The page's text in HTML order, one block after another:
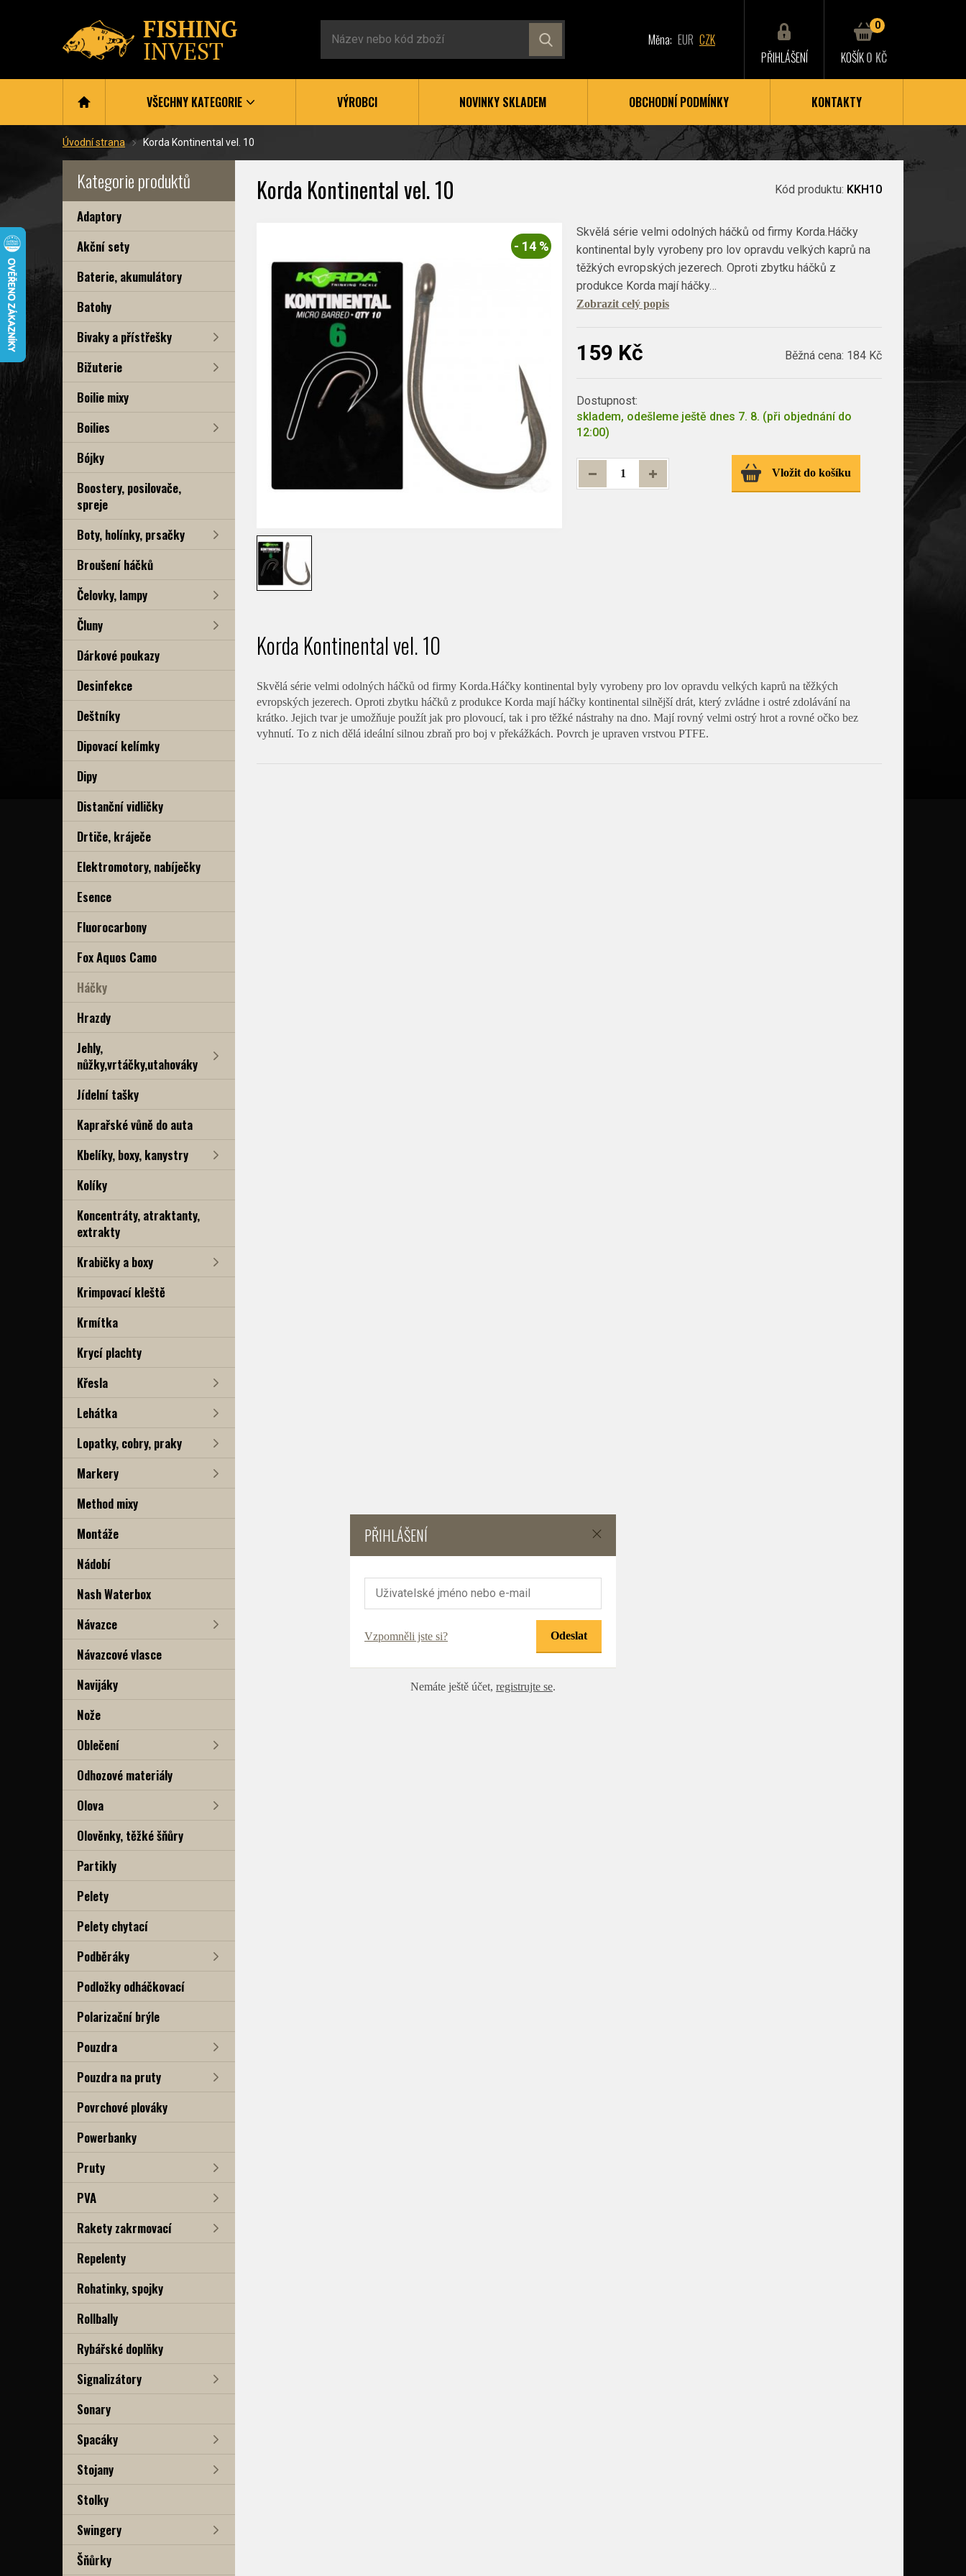
Měna: EUR CZK
PŘIHLÁŠENÍ
0
KOŠÍK0 KČ
VŠECHNY KATEGORIE VÝROBCI NOVINKY SKLADEM OBCHODNÍ PODMÍNKY KONTAKTY
Úvodní strana Korda Kontinental vel. 10
Kategorie produktů
Adaptory
Akční sety
Baterie, akumulátory
Batohy
Bivaky a přístřešky
Bižuterie
Boilie mixy
Boilies
Bójky
Boostery, posilovače,
spreje
Boty, holínky, prsačky
Broušení háčků
Čelovky, lampy
Čluny
Dárkové poukazy
Desinfekce
Deštníky
Dipovací kelímky
Dipy
Distanční vidličky
Drtiče, kráječe
Elektromotory, nabíječky
Esence
Fluorocarbony
Fox Aquos Camo
Háčky
Hrazdy
Jehly,
nůžky,vrtáčky,utahováky
Jídelní tašky
Kaprařské vůně do auta
Kbelíky, boxy, kanystry
Kolíky
Koncentráty, atraktanty,
extrakty
Krabičky a boxy
Krimpovací kleště
Krmítka
Krycí plachty
Křesla
Lehátka
Lopatky, cobry, praky
Markery
Method mixy
Montáže
Nádobí
Nash Waterbox
Návazce
Návazcové vlasce
Navijáky
Nože
Oblečení
Odhozové materiály
Olova
Olověnky, těžké šňůry
Partikly
Pelety
Pelety chytací
Podběráky
Podložky odháčkovací
Polarizační brýle
Pouzdra
Pouzdra na pruty
Povrchové plováky
Powerbanky
Pruty
PVA
Rakety zakrmovací
Repelenty
Rohatinky, spojky
Rollbally
Rybářské doplňky
Signalizátory
Sonary
Spacáky
Stojany
Stolky
Swingery
Šňůrky
Korda Kontinental vel. 10 Kód produktu: KKH10
- 14 %
Skvělá série velmi odolných háčků od firmy Korda.Háčky
kontinental byly vyrobeny pro lov opravdu velkých kaprů na
těžkých evropských jezerech. Oproti zbytku háčků z
produkce Korda mají háčky…
Zobrazit celý popis
159 Kč Běžná cena: 184 Kč
Dostupnost:
skladem, odešleme ještě dnes 7. 8. (při objednání do
12:00)
Vložit do košíku
Korda Kontinental vel. 10
Skvělá série velmi odolných háčků od firmy Korda.Háčky kontinental byly vyrobeny pro lov opravdu velkých kaprů na těžkých
evropských jezerech. Oproti zbytku háčků z produkce Korda mají háčky kontinental silnější drát, který zvládne i ostré zdolávání na
krátko. Jejich tvar je umožňuje použít jak pro plovoucí, tak i pro těžké nástrahy na dno. Mají rovný velmi ostrý hrot a rovné očko bez
vyhnutí. To z nich dělá ideální silnou zbraň pro boj v překážkách. Povrch je upraven vrstvou PTFE.
PŘIHLÁŠENÍ
Vzpomněli jste si?
Nemáte ještě účet, registrujte se.